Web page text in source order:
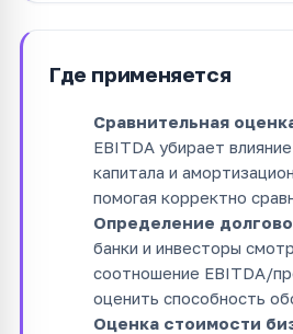
Где применяется
Сравнительная
EBITDA убирает
капитала и
помогая корректно
Определение
банки и инвесторы
соотношение EBITDA/
оценить способность
Оценка стоимости